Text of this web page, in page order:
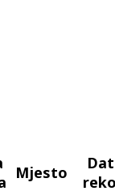
Mjesto